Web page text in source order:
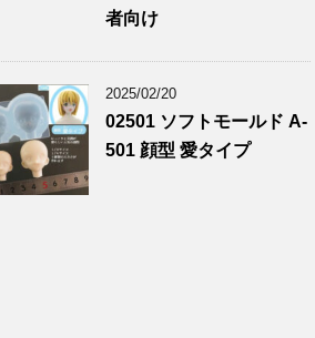
者向け
2025/02/20
02501 ソフトモールド A-
501 顔型 愛タイプ